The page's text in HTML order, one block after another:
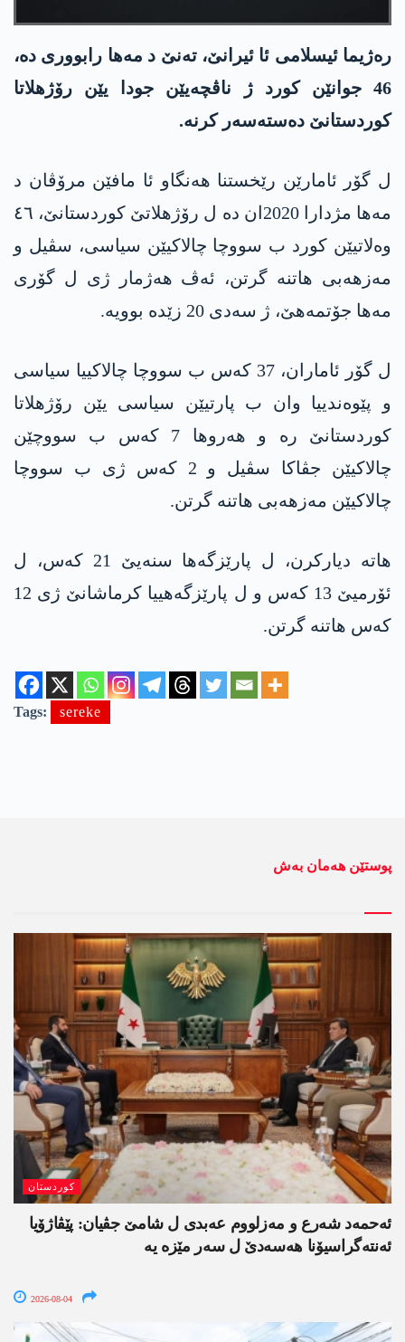
ره‌ژیما ئیسلامی ئا ئیرانێ، ته‌نێ د مه‌ها رابووری ده‌،
46 جوانێن كورد ژ ناڤچه‌یێن جودا یێن رۆژهلاتا
كوردستانێ ده‌سته‌سه‌ر كرنه‌.
ل گۆر ئامارێن رێخستنا هه‌نگاو ئا مافێن مرۆڤان د
مه‌ها مژدارا 2020ان دە ل رۆژھلاتێ کوردستانێ، ٤٦
وەلاتیێن کورد ب سووچا چالاکیێن سیاسی، سڤیل و
مەزھەبی ھاتنه‌ گرتن، ئەڤ ھەژمار ژی ل گۆری
مەھا جۆتمەھێ، ژ سەدی 20 زێدە بوویە.
ل گۆر ئاماران، 37 کەس ب سووچا چالاکییا سیاسی
و پێوەندییا وان ب پارتیێن سیاسی یێن رۆژھلاتا
کوردستانێ رە و ھەروھا 7 کەس ب سووچێن
چالاکیێن جڤاکا سڤیل و 2 کەس ژی ب سووچا
چالاکیێن مەزھەبی ھاتنە گرتن.
ھاتە دیارکرن، ل پارێزگەھا سنەیێ 21 کەس، ل
ئۆرمیێ 13 کەس و ل پارێزگەھییا کرماشانێ ژی 12
کەس ھاتنە گرتن.
Tags: sereke
پوستێن ھەمان بەش
کوردستان
ئەحمەد شەرع و مەزلووم عەبدی ل شامێ جڤیان: پێڤاژۆیا
ئەنتەگراسیۆنا ھەسەدێ ل سەر مێزە یە
2026-08-04